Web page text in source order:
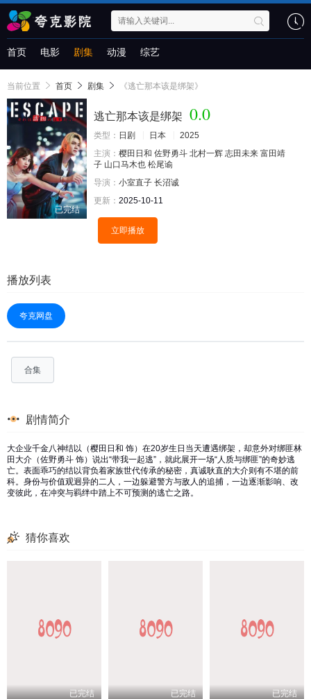
首页 电影 剧集 动漫 综艺
当前位置 首页 剧集 《逃亡那本该是绑架》
已完结
逃亡那本该是绑架 0.0
类型： 日剧 日本
2025
主演： 樱田日和 佐野勇斗 北村一辉 志田未来 富田靖
子 山口马木也 松尾谕
导演： 小室直子 长沼诚
更新： 2025-10-11
立即播放
播放列表
夸克网盘
合集
剧情简介
大企业千金八神结以（樱田日和 饰）在20岁生日当天遭遇绑架，却意外对绑匪林
田大介（佐野勇斗 饰）说出“带我一起逃”，就此展开一场“人质与绑匪”的奇妙逃
亡。表面乖巧的结以背负着家族世代传承的秘密，真诚耿直的大介则有不堪的前
科。身份与价值观迥异的二人，一边躲避警方与敌人的追捕，一边逐渐影响、改
变彼此，在冲突与羁绊中踏上不可预测的逃亡之路。
猜你喜欢
已完结 已完结 已完结